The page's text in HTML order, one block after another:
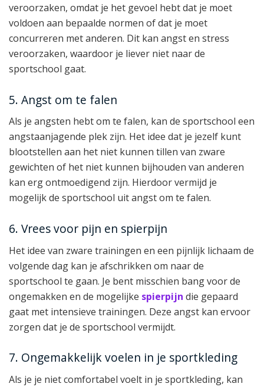
veroorzaken, omdat je het gevoel hebt dat je moet
voldoen aan bepaalde normen of dat je moet
concurreren met anderen. Dit kan angst en stress
veroorzaken, waardoor je liever niet naar de
sportschool gaat.
5. Angst om te falen
Als je angsten hebt om te falen, kan de sportschool een
angstaanjagende plek zijn. Het idee dat je jezelf kunt
blootstellen aan het niet kunnen tillen van zware
gewichten of het niet kunnen bijhouden van anderen
kan erg ontmoedigend zijn. Hierdoor vermijd je
mogelijk de sportschool uit angst om te falen.
6. Vrees voor pijn en spierpijn
Het idee van zware trainingen en een pijnlijk lichaam de
volgende dag kan je afschrikken om naar de
sportschool te gaan. Je bent misschien bang voor de
ongemakken en de mogelijke spierpijn die gepaard
gaat met intensieve trainingen. Deze angst kan ervoor
zorgen dat je de sportschool vermijdt.
7. Ongemakkelijk voelen in je sportkleding
Als je je niet comfortabel voelt in je sportkleding, kan